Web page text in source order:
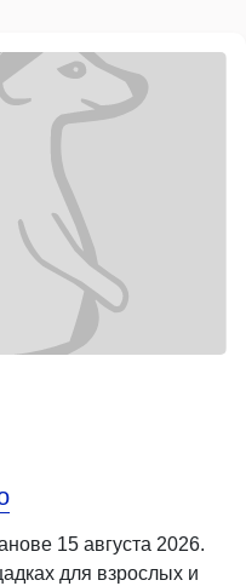
15 августа 2026.
для взрослых и